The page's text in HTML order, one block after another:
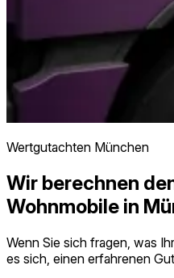
Wertgutachten München
Wir berechnen
Wohnmobile in
Wenn Sie sich fragen, was
es sich, einen erfahrenen